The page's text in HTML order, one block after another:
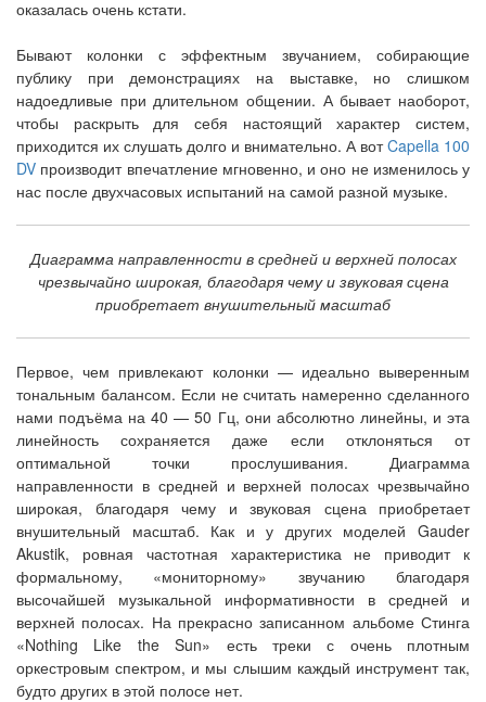
оказалась очень кстати.
Бывают колонки с эффектным звучанием, собирающие
публику при демонстрациях на выставке, но слишком
надоедливые при длительном общении. А бывает наоборот,
чтобы раскрыть для себя настоящий характер систем,
приходится их слушать долго и внимательно. А вотCapella 100
DV производит впечатление мгновенно, и оно не изменилось у
нас после двухчасовых испытаний на самой разной музыке.
Диаграмма направленности в средней и верхней полосах
чрезвычайно широкая, благодаря чему и звуковая сцена
приобретает внушительный масштаб
Первое, чем привлекают колонки — идеально выверенным
тональным балансом. Если не считать намеренно сделанного
нами подъёма на 40 — 50 Гц, они абсолютно линейны, и эта
линейность сохраняется даже если отклоняться от
оптимальной точки прослушивания. Диаграмма
направленности в средней и верхней полосах чрезвычайно
широкая, благодаря чему и звуковая сцена приобретает
внушительный масштаб. Как и у других моделей Gauder
Akustik, ровная частотная характеристика не приводит к
формальному, «мониторному» звучанию благодаря
высочайшей музыкальной информативности в средней и
верхней полосах. На прекрасно записанном альбоме Стинга
«Nothing Like the Sun» есть треки с очень плотным
оркестровым спектром, и мы слышим каждый инструмент так,
будто других в этой полосе нет.